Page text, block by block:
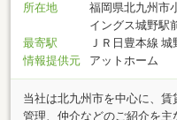
所在地
福岡県北九州市
イングス城野駅
最寄駅
ＪＲ日豊本線 城
情報提供元
アットホーム
当社は北九州市を中心に、
管理、仲介などのご紹介を